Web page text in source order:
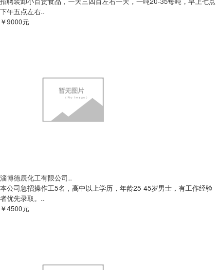
下午五点左右..
￥9000元
淄博德辰化工有限公司..
本公司急招操作工5名，高中以上学历，年龄25-45岁男士，有工作经验
者优先录取。..
￥4500元